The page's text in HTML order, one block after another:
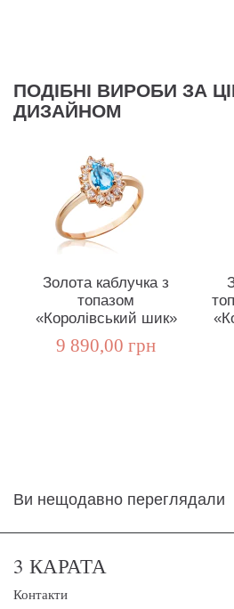
ПОДІБНІ ВИРОБИ ЗА
ДИЗАЙНОМ
Золота каблучка з
топазом
«Королівський шик»
9 890,00 грн
Ви нещодавно переглядали
3 КАРАТА
Контакти